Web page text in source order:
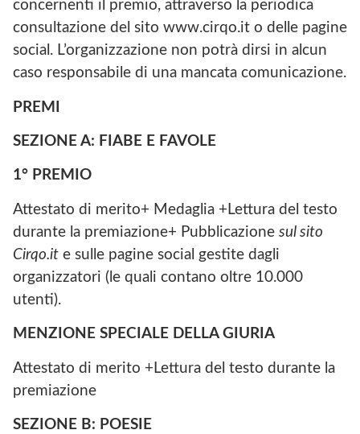
concernenti il premio, attraverso la periodica
consultazione del sito www.cirqo.it o delle pagine
social. L’organizzazione non potrà dirsi in alcun
caso responsabile di una mancata comunicazione.
PREMI
SEZIONE A: FIABE E FAVOLE
1° PREMIO
Attestato di merito+ Medaglia +Lettura del testo
durante la premiazione+ Pubblicazione sul sito
Cirqo.it e sulle pagine social gestite dagli
organizzatori (le quali contano oltre 10.000
utenti).
MENZIONE SPECIALE DELLA GIURIA
Attestato di merito +Lettura del testo durante la
premiazione
SEZIONE B: POESIE